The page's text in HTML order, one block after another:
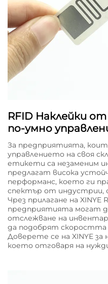
RFID Наклейки
по-умно
За предприятията,
управлението на своя
етикети са незаменим
предлагат висока
перформанс, което ги
спектър от индустрии,
Чрез прилагане на
предприятията могат
отслежване на
да подобрят скоростта
Доверете се на XINYE
което отговаря на